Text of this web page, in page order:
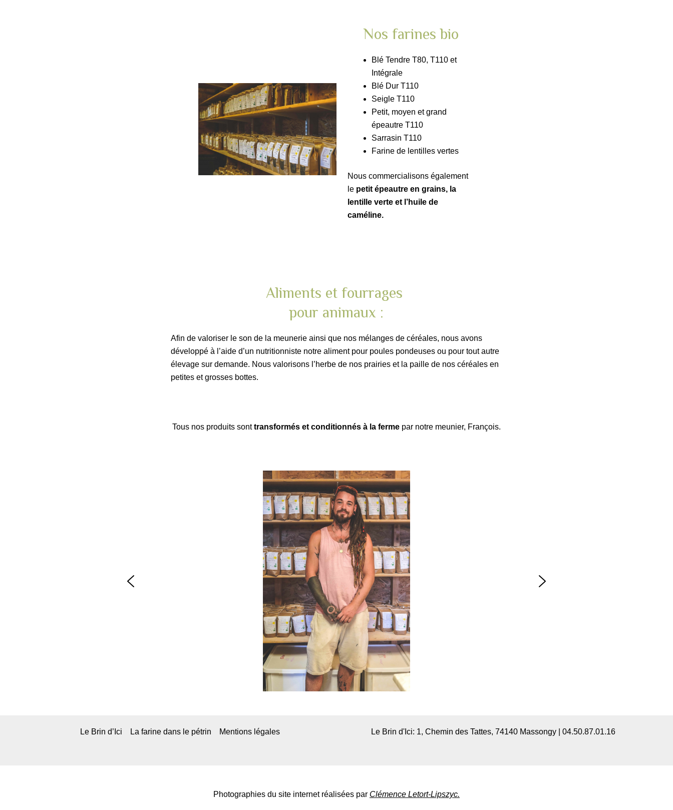
Nos farines bio
Blé Tendre T80, T110 et
Intégrale
Blé Dur T110
Seigle T110
Petit, moyen et grand
épeautre T110
Sarrasin T110
Farine de lentilles vertes
Nous commercialisons également
le petit épeautre en grains, la
lentille verte et l’huile de
caméline.
Aliments et fourrages
pour animaux :
Afin de valoriser le son de la meunerie ainsi que nos mélanges de céréales, nous avons
développé à l’aide d’un nutritionniste notre aliment pour poules pondeuses ou pour tout autre
élevage sur demande. Nous valorisons l’herbe de nos prairies et la paille de nos céréales en
petites et grosses bottes.
Tous nos produits sonttransformés et conditionnés à la ferme par notre meunier, François.
Le Brin d’Ici La farine dans le pétrin Mentions légales Le Brin d'Ici: 1, Chemin des Tattes, 74140 Massongy | 04.50.87.01.16
Photographies du site internet réalisées par Clémence Letort-Lipszyc.